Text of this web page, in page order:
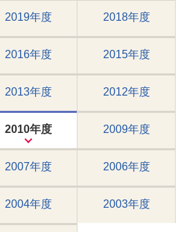
2019年度 2018年度
2016年度 2015年度
2013年度 2012年度
2010年度 2009年度
2007年度 2006年度
2004年度 2003年度